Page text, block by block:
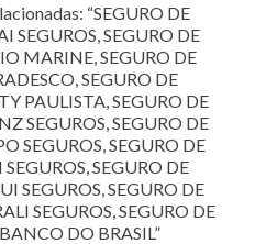
“SEGURO DE
SEGUROS, SEGURO DE
MARINE, SEGURO DE
SEGURO DE
PAULISTA, SEGURO DE
SEGUROS, SEGURO DE
SEGUROS, SEGURO DE
SEGURO DE
SEGUROS, SEGURO DE
SEGUROS, SEGURO DE
DO BRASIL”